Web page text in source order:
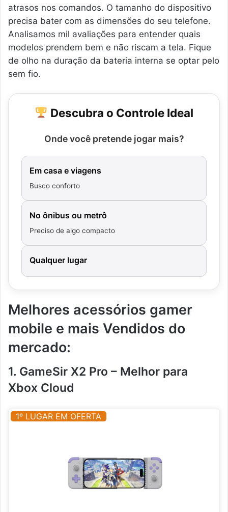
atrasos nos comandos. O tamanho do dispositivo
precisa bater com as dimensões do seu telefone.
Analisamos mil avaliações para entender quais
modelos prendem bem e não riscam a tela. Fique
de olho na duração da bateria interna se optar pelo
sem fio.
Descubra o Controle Ideal
Onde você pretende jogar mais?
Em casa e viagens
Busco conforto
No ônibus ou metrô
Preciso de algo compacto
Qualquer lugar
Melhores acessórios gamer
mobile e mais Vendidos do
mercado:
1. GameSir X2 Pro – Melhor para
Xbox Cloud
1º LUGAR EM OFERTA